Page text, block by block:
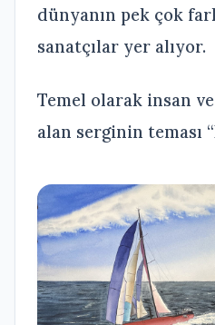
dünyanın pek çok
sanatçılar yer alıyor.
Temel olarak insan ve
alan serginin teması